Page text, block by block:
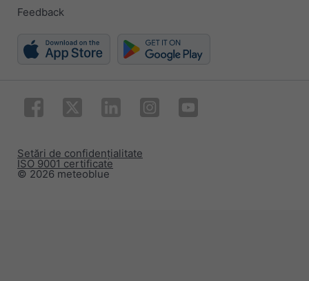
Feedback
© 2026 meteoblue
ISO 9001 certificate
Setări de confidențialitate